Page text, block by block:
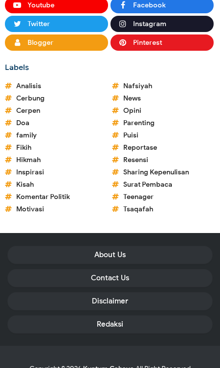
Youtube Facebook
Twitter Instagram
Blogger Pinterest
Labels
Analisis
Cerbung
Cerpen
Doa
family
Fikih
Hikmah
Inspirasi
Kisah
Komentar Politik
Motivasi
Nafsiyah
News
Opini
Parenting
Puisi
Reportase
Resensi
Sharing Kepenulisan
Surat Pembaca
Teenager
Tsaqafah
About Us
Contact Us
Disclaimer
Redaksi